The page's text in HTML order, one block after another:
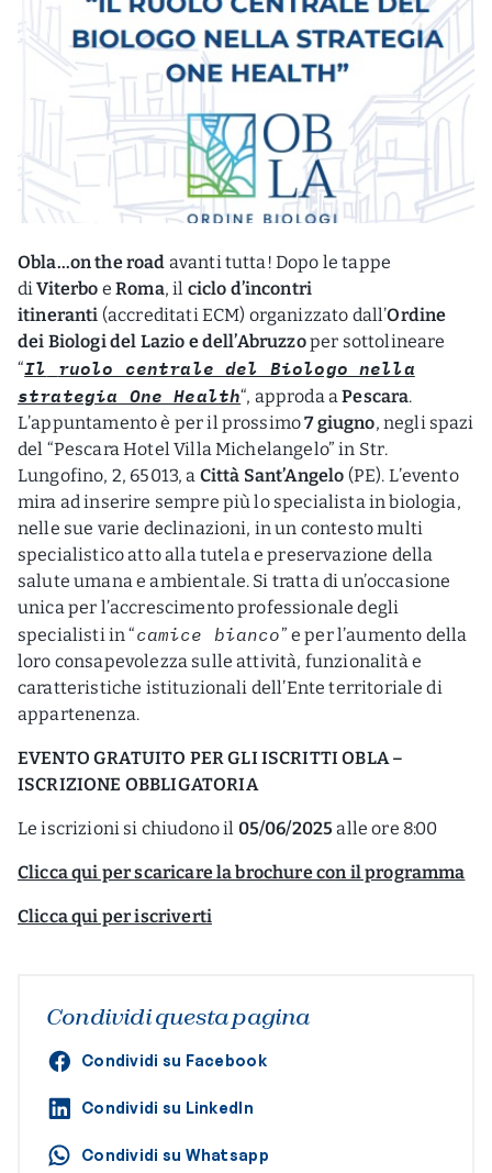
Obla…on the road avanti tutta! Dopo le tappe
diViterbo eRoma, il ciclo d’incontri
itineranti (accreditati ECM) organizzato dall’Ordine
dei Biologi del Lazio e dell’Abruzzoper sottolineare
“Il ruolo centrale del Biologo nella
strategia One Health“, approda aPescara.
L’appuntamento è per il prossimo7 giugno, negli spazi
del “Pescara Hotel Villa Michelangelo” in Str.
Lungofino, 2, 65013, a Città Sant’Angelo (PE). L’evento
mira ad inserire sempre più lo specialista in biologia,
nelle sue varie declinazioni, in un contesto multi
specialistico atto alla tutela e preservazione della
salute umana e ambientale. Si tratta di un’occasione
unica per l’accrescimento professionale degli
specialisti in “camice bianco” e per l’aumento della
loro consapevolezza sulle attività, funzionalità e
caratteristiche istituzionali dell’Ente territoriale di
appartenenza.
EVENTO GRATUITO PER GLI ISCRITTI OBLA –
ISCRIZIONE OBBLIGATORIA
Le iscrizioni si chiudono il 05/06/2025 alle ore 8:00
Clicca qui per scaricare la brochure con il programma
Clicca qui per iscriverti
Condividi questa pagina
Condividi su Facebook
Condividi su LinkedIn
Condividi su Whatsapp